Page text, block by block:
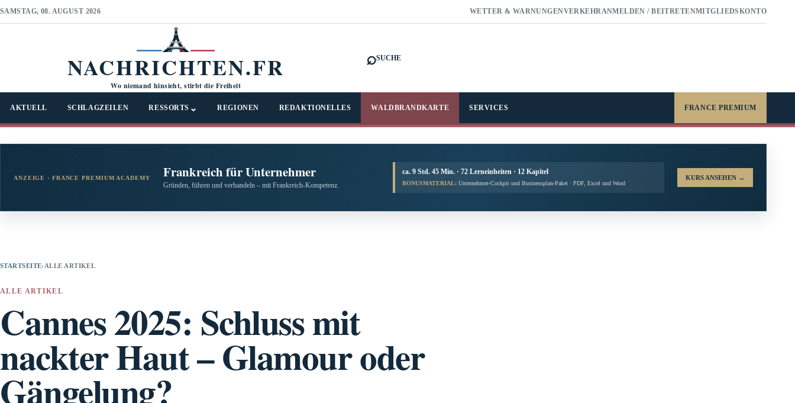
SAMSTAG, 08. AUGUST 2026 WETTER & WARNUNGENVERKEHRANMELDEN / BEITRETENMITGLIEDSKONTO
NACHRICHTEN.FR
Wo niemand hinsieht, stirbt die Freiheit
⌕SUCHE
AKTUELL SCHLAGZEILEN RESSORTS ⌄ REGIONEN REDAKTIONELLES WALDBRANDKARTE SERVICES FRANCE PREMIUM
ANZEIGE · FRANCE PREMIUM ACADEMY Frankreich für Unternehmer
Gründen, führen und verhandeln – mit Frankreich-Kompetenz.
ca. 9 Std. 45 Min. · 72 Lerneinheiten · 12 Kapitel
BONUSMATERIAL: Unternehmer-Cockpit und Businessplan-Paket · PDF, Excel und Word
KURS ANSEHEN →
STARTSEITE› ALLE ARTIKEL
ALLE ARTIKEL
Cannes 2025: Schluss mit
nackter Haut – Glamour oder
Gängelung?